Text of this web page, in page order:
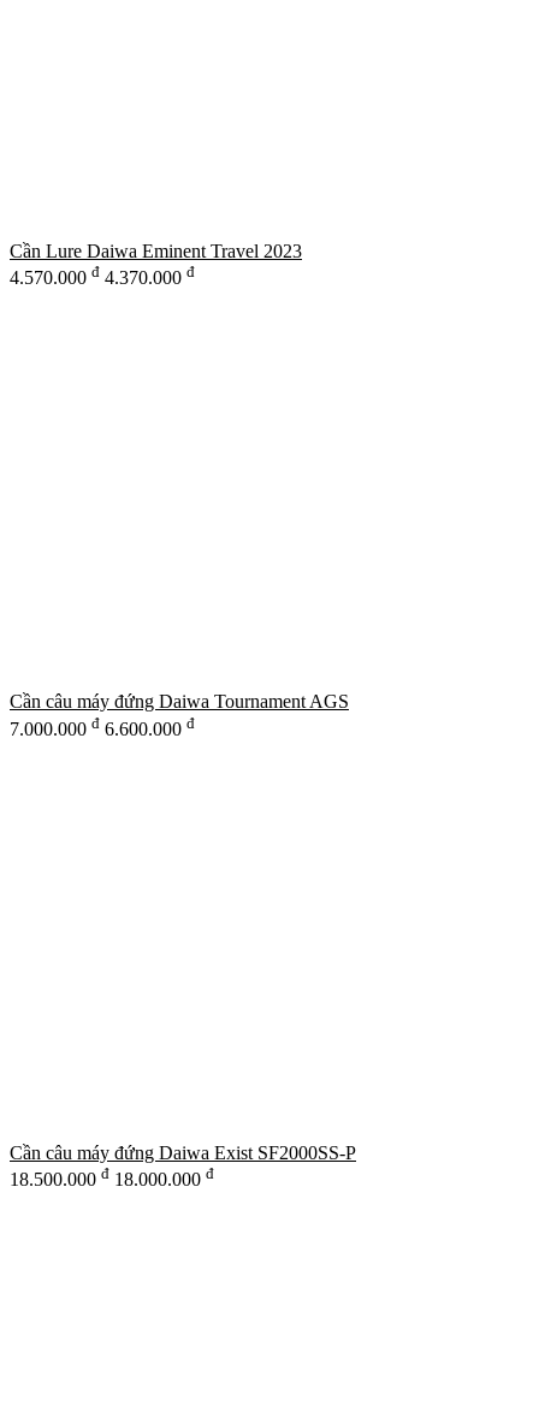
Cần Lure Daiwa Eminent Travel 2023
4.570.000 đ 4.370.000 đ
Cần câu máy đứng Daiwa Tournament AGS
7.000.000 đ 6.600.000 đ
Cần câu máy đứng Daiwa Exist SF2000SS-P
18.500.000 đ 18.000.000 đ